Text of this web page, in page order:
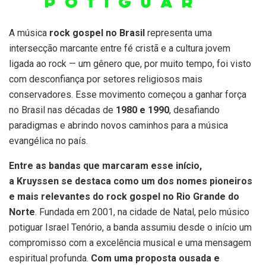
A música rock gospel no Brasil representa uma
intersecção marcante entre fé cristã e a cultura jovem
ligada ao rock — um gênero que, por muito tempo, foi visto
com desconfiança por setores religiosos mais
conservadores. Esse movimento começou a ganhar força
no Brasil nas décadas de 1980 e 1990, desafiando
paradigmas e abrindo novos caminhos para a música
evangélica no país.
Entre as bandas que marcaram esse início,
a Kruyssen se destaca como um dos nomes pioneiros
e mais relevantes do rock gospel no Rio Grande do
Norte. Fundada em 2001, na cidade de Natal, pelo músico
potiguar Israel Tenório, a banda assumiu desde o início um
compromisso com a excelência musical e uma mensagem
espiritual profunda. Com uma proposta ousada e